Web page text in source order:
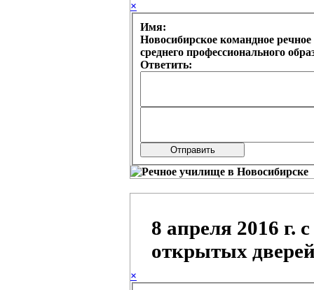
×
Имя:
Новосибирское командное
среднего профессионального
Ответить:
8 апреля 2016 г.
открытых
×